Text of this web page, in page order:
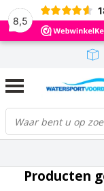
8,5
Producten